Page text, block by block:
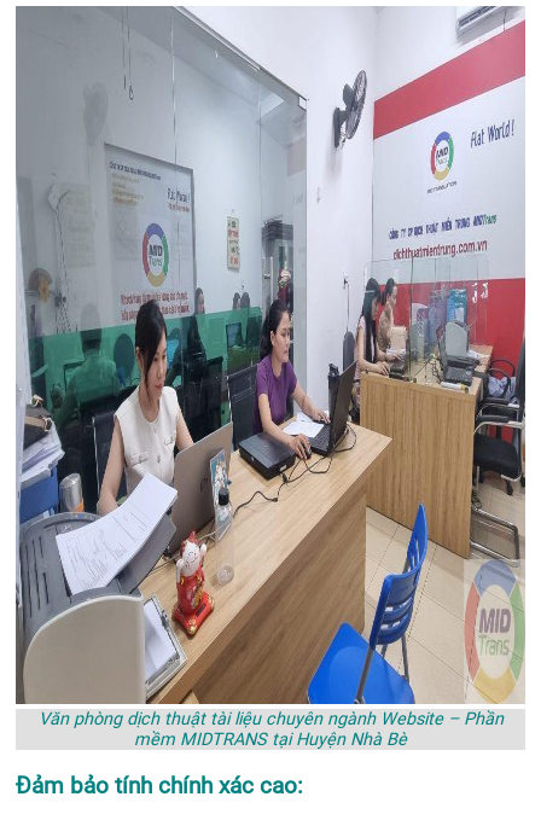
Văn phòng dịch thuật tài liệu chuyên ngành Website – Phần
mềm MIDTRANS tại Huyện Nhà Bè
Đảm bảo tính chính xác cao: